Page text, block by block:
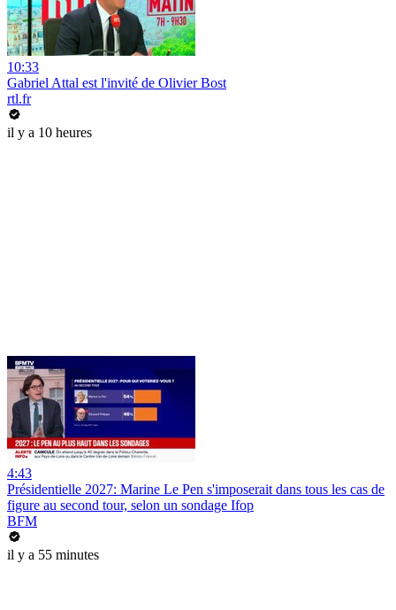
10:33
Gabriel Attal est l'invité de Olivier Bost
rtl.fr
il y a 10 heures
4:43
Présidentielle 2027: Marine Le Pen s'imposerait dans tous les cas de
figure au second tour, selon un sondage Ifop
BFM
il y a 55 minutes